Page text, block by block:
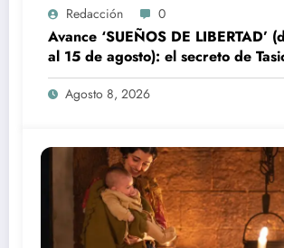
Redacción 0
Avance ‘SUEÑOS DE LIBERTAD’
al 15 de agosto): el secreto de
a la luz
Agosto 8, 2026